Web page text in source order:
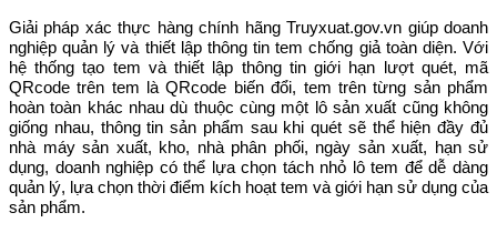
Giải pháp xác thực hàng chính hãng Truyxuat.gov.vn giúp doanh
nghiệp quản lý và thiết lập thông tin tem chống giả toàn diện. Với
hệ thống tạo tem và thiết lập thông tin giới hạn lượt quét, mã
QRcode trên tem là QRcode biến đổi, tem trên từng sản phẩm
hoàn toàn khác nhau dù thuộc cùng một lô sản xuất cũng không
giống nhau, thông tin sản phẩm sau khi quét sẽ thể hiện đầy đủ
nhà máy sản xuất, kho, nhà phân phối, ngày sản xuất, hạn sử
dụng, doanh nghiệp có thể lựa chọn tách nhỏ lô tem để dễ dàng
quản lý, lựa chọn thời điểm kích hoạt tem và giới hạn sử dụng của
sản phẩm.